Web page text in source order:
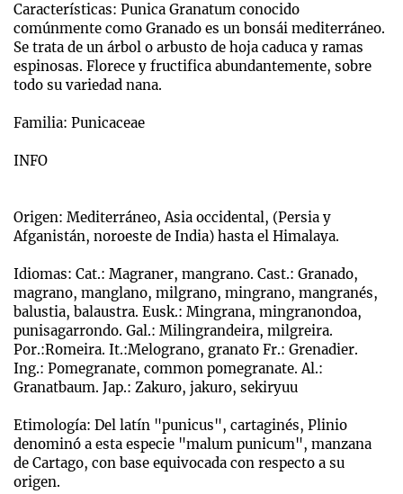
Características: Punica Granatum conocido
comúnmente como Granado es un bonsái mediterráneo.
Se trata de un árbol o arbusto de hoja caduca y ramas
espinosas. Florece y fructifica abundantemente, sobre
todo su variedad nana.
Familia: Punicaceae
INFO
Origen: Mediterráneo, Asia occidental, (Persia y
Afganistán, noroeste de India) hasta el Himalaya.
Idiomas: Cat.: Magraner, mangrano. Cast.: Granado,
magrano, manglano, milgrano, mingrano, mangranés,
balustia, balaustra. Eusk.: Mingrana, mingranondoa,
punisagarrondo. Gal.: Milingrandeira, milgreira.
Por.:Romeira. It.:Melograno, granato Fr.: Grenadier.
Ing.: Pomegranate, common pomegranate. Al.:
Granatbaum. Jap.: Zakuro, jakuro, sekiryuu
Etimología: Del latín "punicus", cartaginés, Plinio
denominó a esta especie "malum punicum", manzana
de Cartago, con base equivocada con respecto a su
origen.